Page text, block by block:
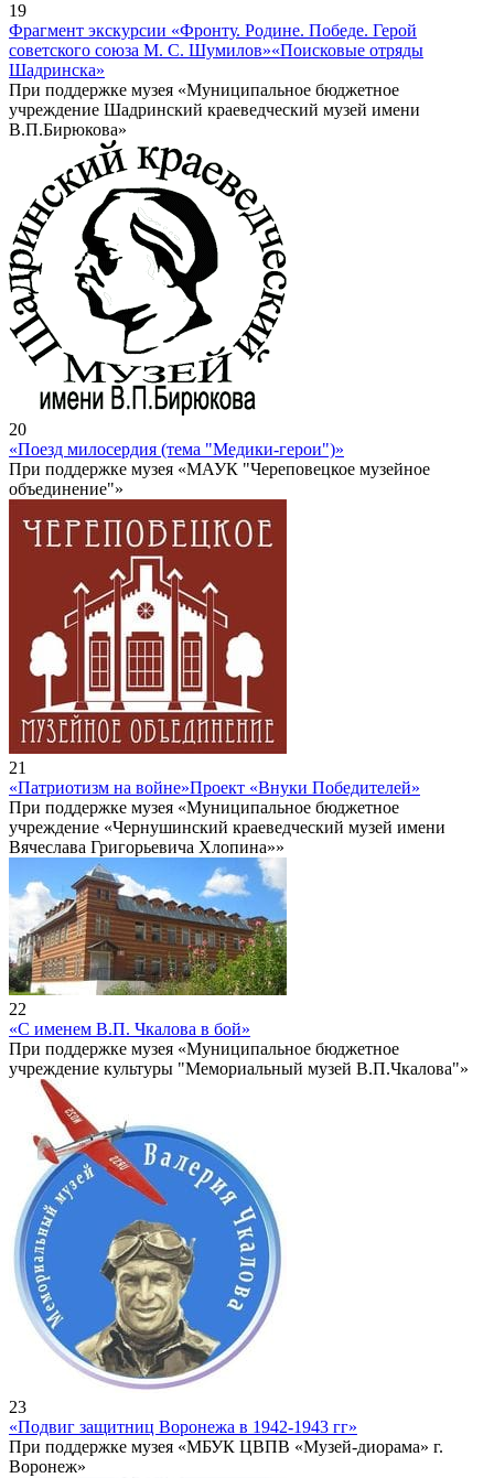
19
Фрагмент экскурсии «Фронту. Родине. Победе. Герой
советского союза М. С. Шумилов»«Поисковые отряды
Шадринска»
При поддержке музея «Муниципальное бюджетное
учреждение Шадринский краеведческий музей имени
В.П.Бирюкова»
20
«Поезд милосердия (тема "Медики-герои")»
При поддержке музея «МАУК "Череповецкое музейное
объединение"»
21
«Патриотизм на войне»Проект «Внуки Победителей»
При поддержке музея «Муниципальное бюджетное
учреждение «Чернушинский краеведческий музей имени
Вячеслава Григорьевича Хлопина»»
22
«С именем В.П. Чкалова в бой»
При поддержке музея «Муниципальное бюджетное
учреждение культуры "Мемориальный музей В.П.Чкалова"»
23
«Подвиг защитниц Воронежа в 1942-1943 гг»
При поддержке музея «МБУК ЦВПВ «Музей-диорама» г.
Воронеж»